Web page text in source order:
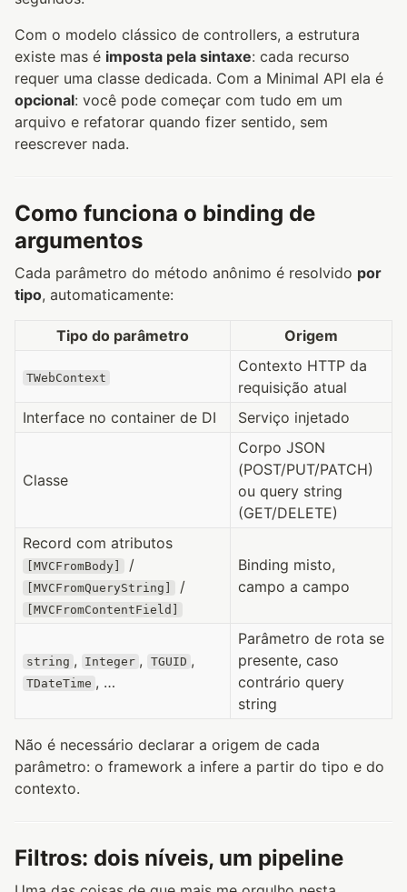
Com o modelo clássico de controllers, a estrutura
existe mas é imposta pela sintaxe: cada recurso
requer uma classe dedicada. Com a Minimal API ela é
opcional: você pode começar com tudo em um
arquivo e refatorar quando fizer sentido, sem
reescrever nada.
Como funciona o binding de
argumentos
Cada parâmetro do método anônimo é resolvido por
tipo, automaticamente:
Tipo do parâmetro Origem
TWebContext
Contexto HTTP da
requisição atual
Interface no container de DI
Serviço injetado
Classe
Corpo JSON
(POST/PUT/PATCH)
ou query string
(GET/DELETE)
Record com atributos
[MVCFromBody] /
[MVCFromQueryString] /
[MVCFromContentField]
Binding misto,
campo a campo
string , Integer , TGUID ,
TDateTime , …
Parâmetro de rota se
presente, caso
contrário query
string
Não é necessário declarar a origem de cada
parâmetro: o framework a infere a partir do tipo e do
contexto.
Filtros: dois níveis, um pipeline